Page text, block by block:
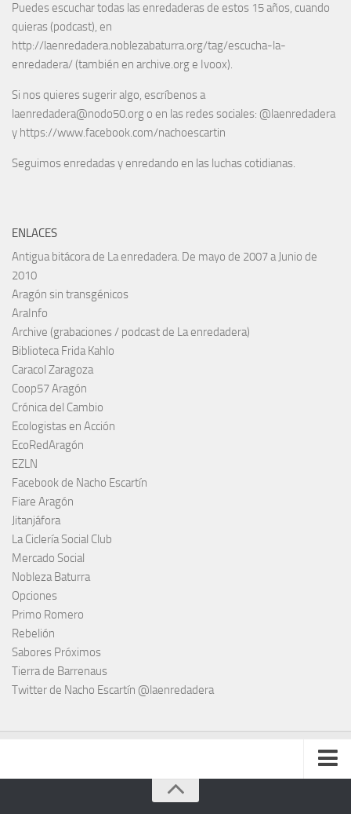
Puedes escuchar todas las enredaderas de estos 15 años, cuando
quieras (podcast), en
http://laenredadera.noblezabaturra.org/tag/escucha-la-
enredadera/ (también en archive.org e Ivoox).
Si nos quieres sugerir algo, escríbenos a
laenredadera@nodo50.org o en las redes sociales: @laenredadera
y https://www.facebook.com/nachoescartin
Seguimos enredadas y enredando en las luchas cotidianas.
ENLACES
Antigua bitácora de La enredadera. De mayo de 2007 a Junio de
2010
Aragón sin transgénicos
AraInfo
Archive (grabaciones / podcast de La enredadera)
Biblioteca Frida Kahlo
Caracol Zaragoza
Coop57 Aragón
Crónica del Cambio
Ecologistas en Acción
EcoRedAragón
EZLN
Facebook de Nacho Escartín
Fiare Aragón
Jitanjáfora
La Ciclería Social Club
Mercado Social
Nobleza Baturra
Opciones
Primo Romero
Rebelión
Sabores Próximos
Tierra de Barrenaus
Twitter de Nacho Escartín @laenredadera
Escucha todas las enredaderas cuando quieras (podcast)